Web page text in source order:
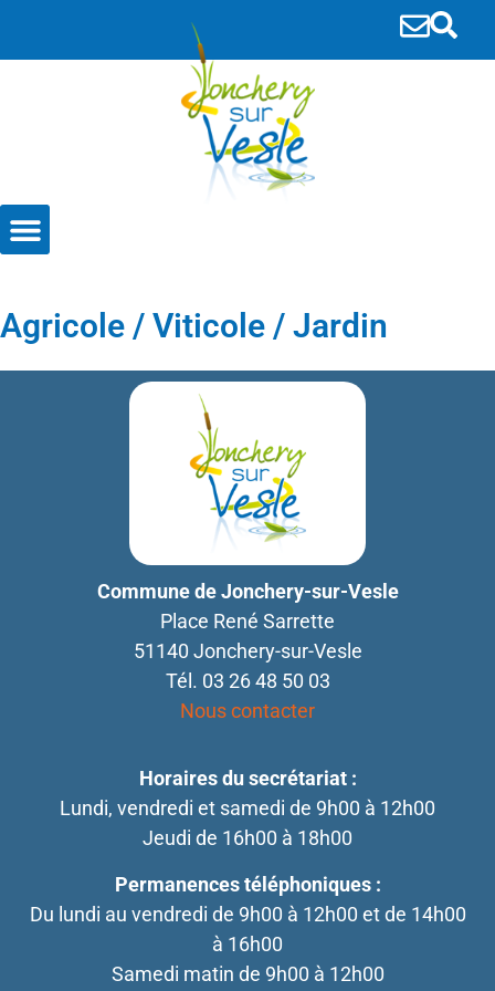
Agricole / Viticole / Jardin
Commune de Jonchery-sur-Vesle
Place René Sarrette
51140 Jonchery-sur-Vesle
Tél. 03 26 48 50 03
Nous contacter
Horaires du secrétariat :
Lundi, vendredi et samedi de 9h00 à 12h00
Jeudi de 16h00 à 18h00
Permanences téléphoniques :
Du lundi au vendredi de 9h00 à 12h00 et de 14h00
à 16h00
Samedi matin de 9h00 à 12h00